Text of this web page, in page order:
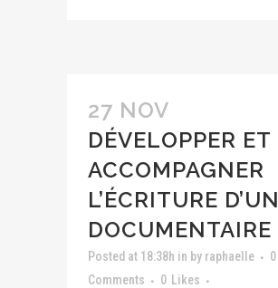
27 NOV
DÉVELOPPER ET
ACCOMPAGNER
L’ÉCRITURE D’UN
DOCUMENTAIRE
Posted at 18:38h in by raphaelle
0
Comments
0 Likes